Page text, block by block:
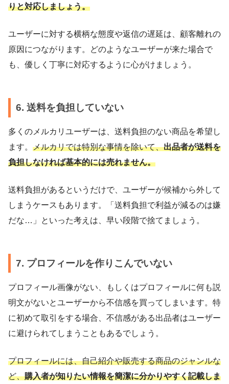
りと対応しましょう。
ユーザーに対する横柄な態度や返信の遅延は、顧客離れの
原因につながります。どのようなユーザーが来た場合で
も、優しく丁寧に対応するように心がけましょう。
6. 送料を負担していない
多くのメルカリユーザーは、送料負担のない商品を希望し
ます。 メルカリでは特別な事情を除いて、出品者が送料を
負担しなければ基本的には売れません。
送料負担があるというだけで、ユーザーが候補から外して
しまうケースもあります。「送料負担で利益が減るのは嫌
だな…」といった考えは、早い段階で捨てましょう。
7. プロフィールを作りこんでいない
プロフィール画像がない、もしくはプロフィールに何も説
明文がないとユーザーから不信感を買ってしまいます。特
に初めて取引をする場合、不信感がある出品者はユーザー
に避けられてしまうこともあるでしょう。
プロフィールには、自己紹介や販売する商品のジャンルな
ど、購入者が知りたい情報を簡潔に分かりやすく記載しま